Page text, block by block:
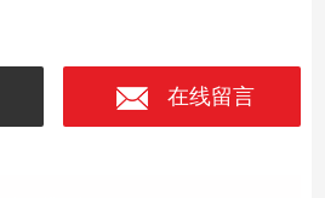
在线留言